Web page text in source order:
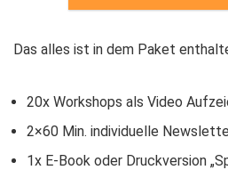
Das alles ist in dem Paket
20x Workshops als Video
2×60 Min. individuelle
1x E-Book oder Druckversion